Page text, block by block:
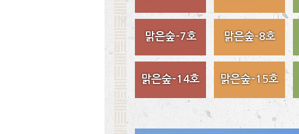
맑은숲-7호 맑은숲-8호
맑은숲-14호 맑은숲-15호